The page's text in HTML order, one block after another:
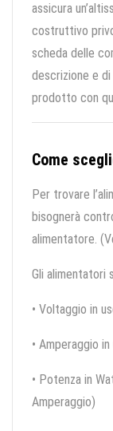
assicura
costruttivo
scheda delle
descrizione e
prodotto con
Come
Per trovare
bisognerà
alimentatore.
Gli alimentatori
• Voltaggio in
• Amperaggio
• Potenza in
Amperaggio)